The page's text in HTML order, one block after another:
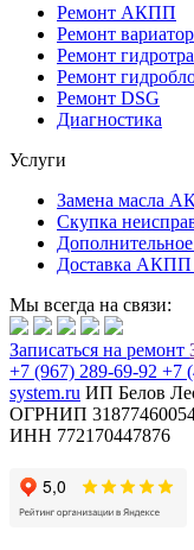
Ремонт АКПП
Ремонт
Ремонт
Ремонт
Ремонт DSG
Диагностика
Услуги
Замена масла
Скупка
Доставка АКПП
Мы всегда на связи:
Записаться на ремонт
+7 (967) 289-69-92 +7
system.ru ИП Белов
ОГРНИП
ИНН 772170447876